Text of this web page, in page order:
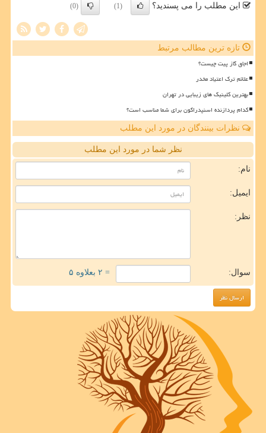
این مطلب را می پسندید؟ (1)
(0)
تازه ترین مطالب مرتبط
اجاق گاز پیت چیست؟
علائم ترک اعتیاد مخدر
بهترین کلینیک های زیبایی در تهران
کدام پردازنده اسنپدراگون برای شما مناسب است؟
نظرات بینندگان در مورد این مطلب
نظر شما در مورد این مطلب
نام:
ایمیل:
نظر:
سوال: = ۲ بعلاوه ۵